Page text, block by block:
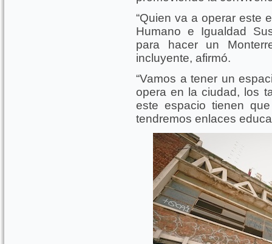
“Quien va a operar este
Humano e Igualdad
para hacer un
incluyente, afirmó.
“Vamos a tener un
opera en la ciudad, los
este espacio tienen
tendremos enlaces